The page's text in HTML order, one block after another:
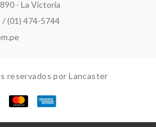
- La Victoria
(01) 474-5744
reservados por Lancaster